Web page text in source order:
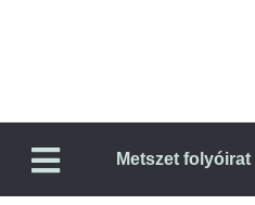
Metszet folyóirat